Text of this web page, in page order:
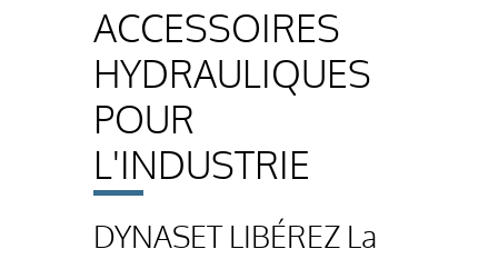
ACCESSOIRES
HYDRAULIQUES
POUR
L'INDUSTRIE
DYNASET LIBÉREZ La